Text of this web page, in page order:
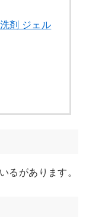
剤 ジェル
るがあります。